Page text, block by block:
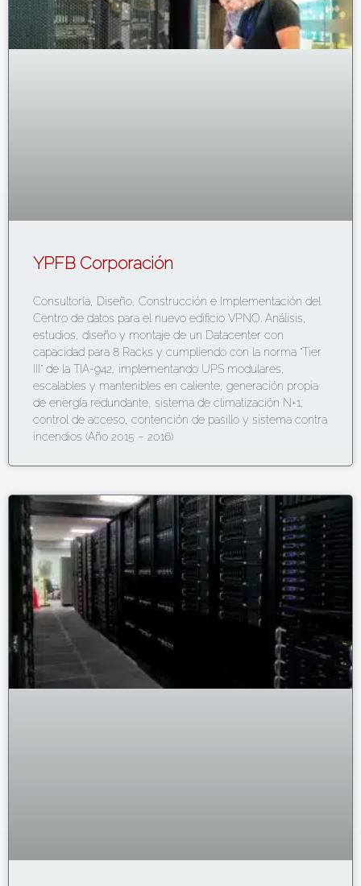
YPFB Corporación
Consultoría, Diseño, Construcción e Implementación del
Centro de datos para el nuevo edificio VPNO. Análisis,
estudios, diseño y montaje de un Datacenter con
capacidad para 8 Racks y cumpliendo con la norma “Tier
III” de la TIA-942, implementando UPS modulares,
escalables y mantenibles en caliente, generación propia
de energía redundante, sistema de climatización N+1,
control de acceso, contención de pasillo y sistema contra
incendios (Año 2015 – 2016)